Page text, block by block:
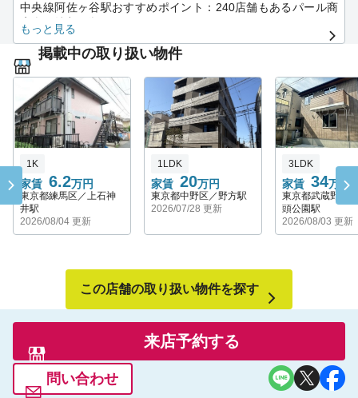
荻窪駅周辺は魅力的なお店や施設がたくさんあります。
中央線、総武線、東西線、丸ノ内線と路線も充実しており、ど
こに行くにも本当に便利な駅です。
中央線の他の駅でもお気軽にご相談ください。
皆様のご来店、心よりお待ちしております。
中央線阿佐ヶ谷駅おすすめポイント：240店舗もあるパール商
店街が魅力の街
中央線西荻窪駅おすすめポイント：飲食店、雑貨店等独特の感
性の店舗が多く、住んでいて楽しい街
西武新宿線【上井草駅・井荻駅・上井草駅】中央線と比べて家
賃相場も安くなり、中央線までもバスで出てこれますので、月
の家賃をおさえたい方にお勧めです
丸の内線南阿佐ヶ谷駅：区役所が目の前、中央線までも歩いて
いける距離です。商店街も充実しており、中杉通りのケヤキ並
木の雰囲気も良い所です！
井の頭線浜田山駅：高級住宅街が並ぶ、落ち着いた街。商店街
が充実しており買い物も便利！
もっと見る
掲載中の取り扱い物件
家賃 6.2万円
1K
東京都練馬区／上石神
井駅
2026/08/04 更新
家賃 20万円
1LDK
東京都中野区／野方駅
2026/07/28 更新
家賃 34万円
3LDK
東京都武蔵野市
頭公園駅
2026/08/03 更新
この店舗の取り扱い物件を探す
来店予約する
問い合わせ